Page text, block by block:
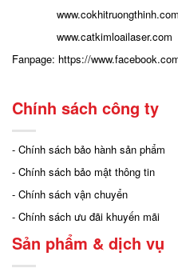
www.cokhitruongthinh.com
www.catkimloailaser.com
Fanpage: https://
Chính sách công ty
- Chính sách bảo hành sản phẩm
- Chính sách bảo mật thông tin
- Chính sách vận chuyển
- Chính sách ưu đãi khuyến mãi
Sản phẩm & dịch vụ